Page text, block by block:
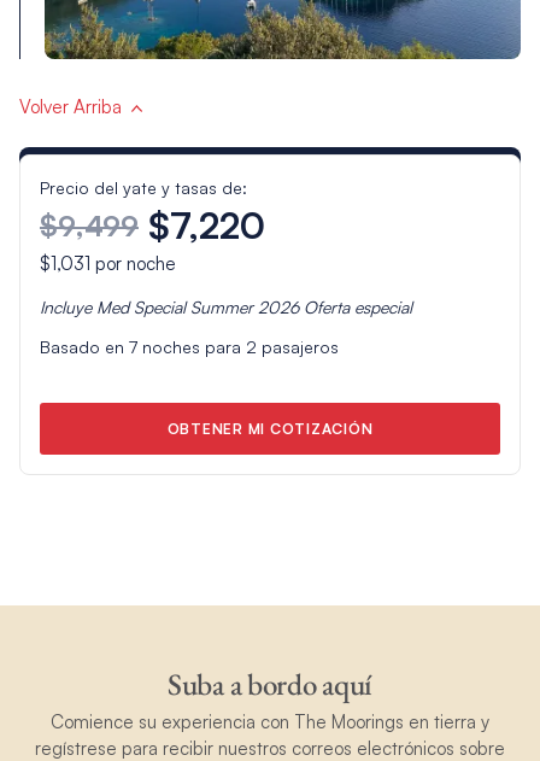
Volver Arriba
Precio del yate y tasas de:
$9,499 $7,220
$1,031 por noche
Incluye Med Special Summer 2026Oferta especial
Basado en 7noches para 2 pasajeros
OBTENER MI COTIZACIÓN
Suba a bordo aquí
Comience su experiencia con The Moorings en tierra y
regístrese para recibir nuestros correos electrónicos sobre